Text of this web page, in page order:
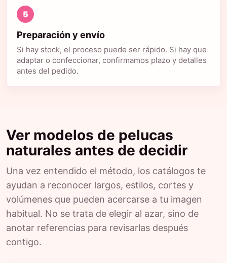
5
Preparación y envío
Si hay stock, el proceso puede ser rápido. Si hay que
adaptar o confeccionar, confirmamos plazo y detalles
antes del pedido.
Ver modelos de pelucas
naturales antes de decidir
Una vez entendido el método, los catálogos te
ayudan a reconocer largos, estilos, cortes y
volúmenes que pueden acercarse a tu imagen
habitual. No se trata de elegir al azar, sino de
anotar referencias para revisarlas después
contigo.